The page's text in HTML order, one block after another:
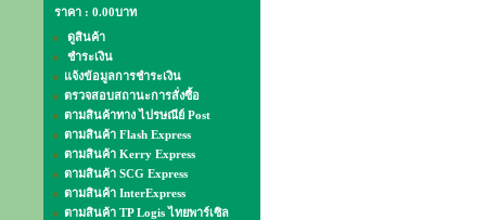
ราคา : 0.00บาท
ดูสินค้า
ชำระเงิน
แจ้งข้อมูลการชำระเงิน
ตรวจสอบสถานะการสั่งซื้อ
ตามสินค้าทาง ไปรษณีย์ Post
ตามสินค้า Flash Express
ตามสินค้า Kerry Express
ตามสินค้า SCG Express
ตามสินค้า InterExpress
ตามสินค้า TP Logis ไทยพาร์เซิล